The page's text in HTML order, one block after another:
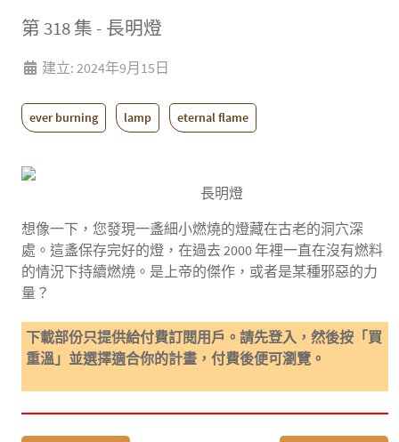
第 318 集 - 長明燈
建立: 2024年9月15日
ever burning lamp eternal flame
長明燈
想像一下，您發現一盞細小燃燒的燈藏在古老的洞穴深
處。這盞保存完好的燈，在過去 2000 年裡一直在沒有燃料
的情況下持續燃燒。是上帝的傑作，或者是某種邪惡的力
量？
下載部份只提供給付費訂閱用戶。請先登入，然後按「買
重溫」並選擇適合你的計畫，付費後便可瀏覽。